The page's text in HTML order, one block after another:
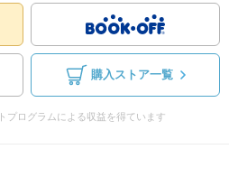
購入ストア一覧
プログラムによる収益を得ています